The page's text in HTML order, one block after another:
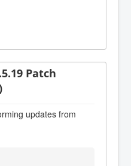
Patch
updates from